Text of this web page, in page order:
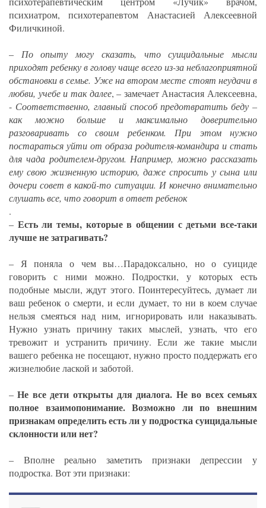
психиатром, психотерапевтом Анастасией Алексеевной
Филичкиной.
– По опыту могу сказать, что суицидальные мысли
приходят ребенку в голову чаще всего из-за неблагоприятной
обстановки в семье. Уже на втором месте стоят неудачи в
любви, учебе и так далее, – замечает Анастасия Алексеевна,
- Соответственно, главный способ предотвратить беду –
как можно больше и максимально доверительно
разговаривать со своим ребенком. При этом нужно
постараться уйти от образа родителя-командира и стать
для чада родителем-другом. Например, можно рассказать
ему свою жизненную историю, даже спросить у сына или
дочери совет в какой-то ситуации. И конечно внимательно
слушать все, что говорит в ответ ребенок
.
– Есть ли темы, которые в общении с детьми все-таки
лучше не затрагивать?
– Я поняла о чем вы…Парадоксально, но о суициде
говорить с ними можно. Подростки, у которых есть
подобные мысли, ждут этого. Поинтересуйтесь, думает ли
ваш ребенок о смерти, и если думает, то ни в коем случае
нельзя смеяться над ним, игнорировать или наказывать.
Нужно узнать причину таких мыслей, узнать, что его
тревожит и устранить причину. Если же такие мысли
вашего ребенка не посещают, нужно просто поддержать его
жизнелюбие лаской и заботой.
–Не все дети открыты для диалога. Не во всех семьях
полное взаимопонимание. Возможно ли по внешним
признакам определить есть ли у подростка суицидальные
склонности или нет?
– Вполне реально заметить признаки депрессии у
подростка. Вот эти признаки: